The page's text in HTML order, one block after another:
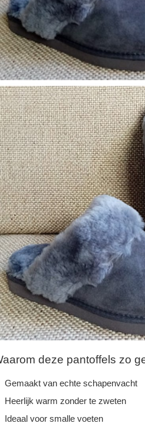
deze pantoffels zo
Gemaakt van echte schapenvacht
Heerlijk warm zonder te zweten
Ideaal voor smalle voeten